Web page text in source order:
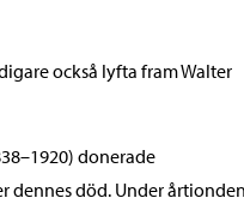
också lyfta fram Walter
donerade
dennes död. Under